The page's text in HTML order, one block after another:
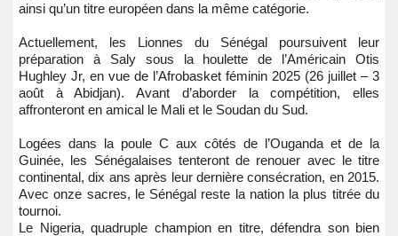
ainsi qu’un titre européen dans la même catégorie.
Actuellement, les Lionnes du Sénégal poursuivent leur
préparation à Saly sous la houlette de l’Américain Otis
Hughley Jr, en vue de l’Afrobasket féminin 2025 (26 juillet – 3
août à Abidjan). Avant d’aborder la compétition, elles
affronteront en amical le Mali et le Soudan du Sud.
Logées dans la poule C aux côtés de l’Ouganda et de la
Guinée, les Sénégalaises tenteront de renouer avec le titre
continental, dix ans après leur dernière consécration, en 2015.
Avec onze sacres, le Sénégal reste la nation la plus titrée du
tournoi.
Le Nigeria, quadruple champion en titre, défendra son bien